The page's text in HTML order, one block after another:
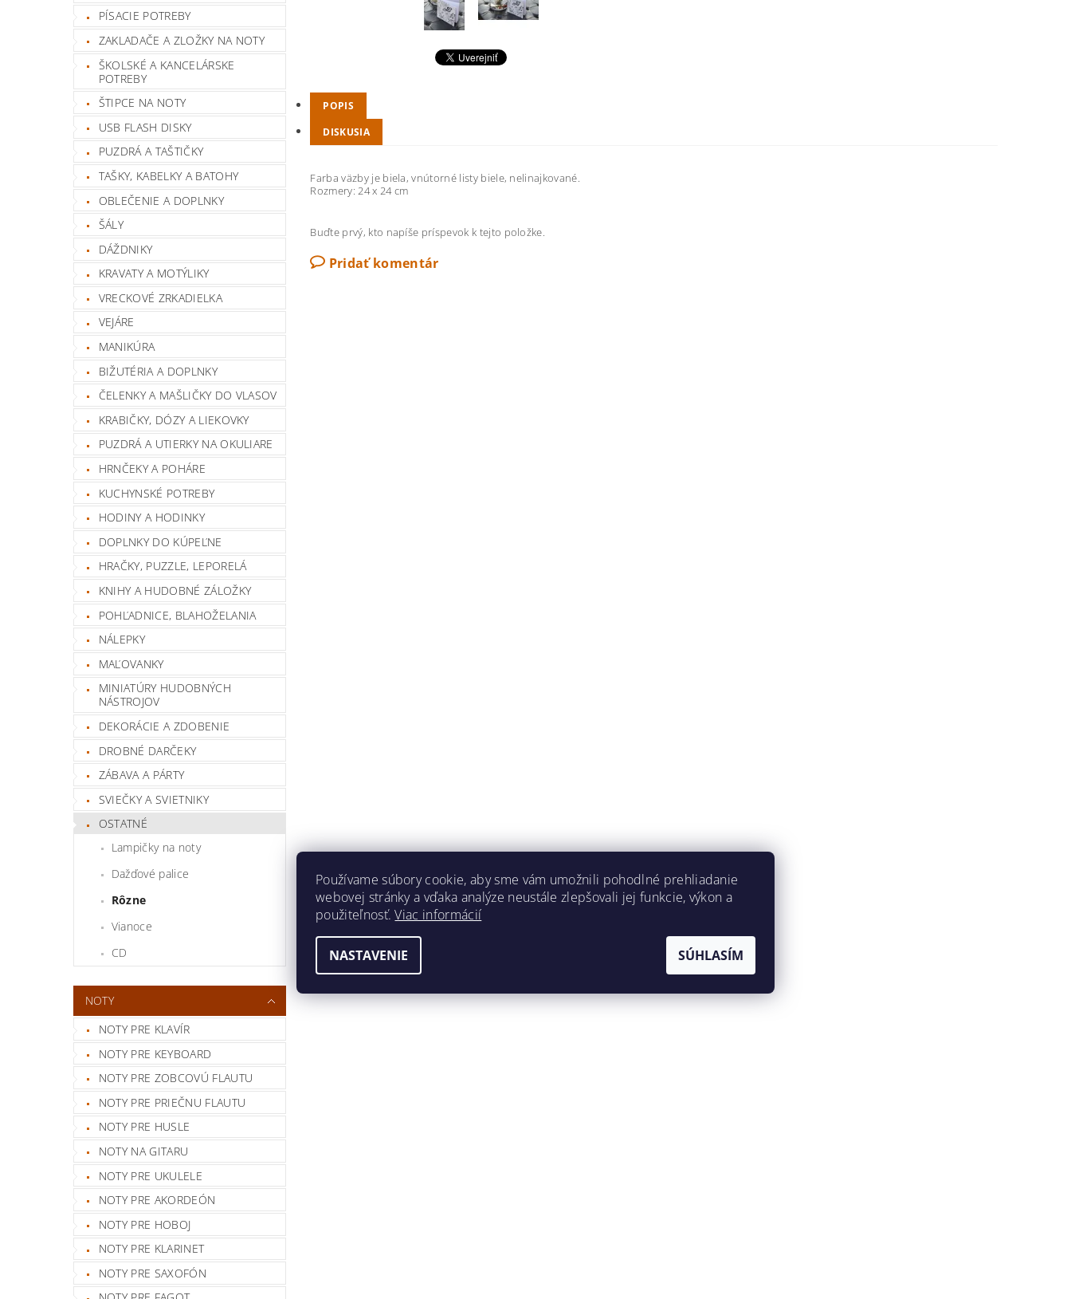
PÍSACIE POTREBY
ZAKLADAČE A ZLOŽKY NA NOTY
ŠKOLSKÉ A KANCELÁRSKE
POTREBY
ŠTIPCE NA NOTY
USB FLASH DISKY
PUZDRÁ A TAŠTIČKY
TAŠKY, KABELKY A BATOHY
OBLEČENIE A DOPLNKY
ŠÁLY
DÁŽDNIKY
KRAVATY A MOTÝLIKY
VRECKOVÉ ZRKADIELKA
VEJÁRE
MANIKÚRA
BIŽUTÉRIA A DOPLNKY
ČELENKY A MAŠLIČKY DO VLASOV
KRABIČKY, DÓZY A LIEKOVKY
PUZDRÁ A UTIERKY NA OKULIARE
HRNČEKY A POHÁRE
KUCHYNSKÉ POTREBY
HODINY A HODINKY
DOPLNKY DO KÚPEĽNE
HRAČKY, PUZZLE, LEPORELÁ
KNIHY A HUDOBNÉ ZÁLOŽKY
POHĽADNICE, BLAHOŽELANIA
NÁLEPKY
MAĽOVANKY
MINIATÚRY HUDOBNÝCH
NÁSTROJOV
DEKORÁCIE A ZDOBENIE
DROBNÉ DARČEKY
ZÁBAVA A PÁRTY
SVIEČKY A SVIETNIKY
OSTATNÉ
Lampičky na noty
Dažďové palice
Rôzne
Vianoce
CD
NOTY
NOTY PRE KLAVÍR
NOTY PRE KEYBOARD
NOTY PRE ZOBCOVÚ FLAUTU
NOTY PRE PRIEČNU FLAUTU
NOTY PRE HUSLE
NOTY NA GITARU
NOTY PRE UKULELE
NOTY PRE AKORDEÓN
NOTY PRE HOBOJ
NOTY PRE KLARINET
NOTY PRE SAXOFÓN
POPIS
DISKUSIA
Farba väzby je biela, vnútorné listy biele, nelinajkované.
Rozmery: 24 x 24 cm
Buďte prvý, kto napíše príspevok k tejto položke.
Pridať komentár
Používame súbory cookie, aby sme vám umožnili pohodlné prehliadanie
webovej stránky a vďaka analýze neustále zlepšovali jej funkcie, výkon a
použiteľnosť.Viac informácií
NASTAVENIE SÚHLASÍM